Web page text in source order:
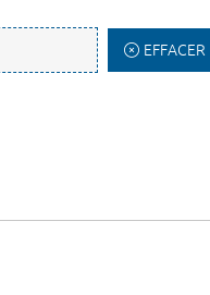
EFFACER